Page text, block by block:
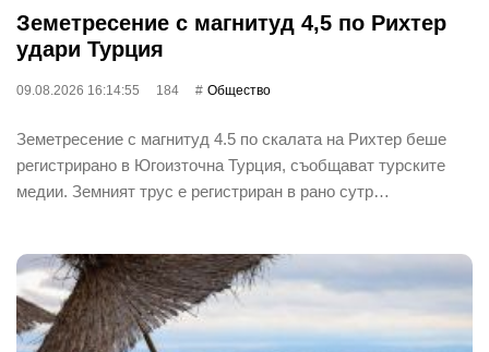
Земетресение с магнитуд 4,5 по Рихтер
удари Турция
09.08.2026 16:14:55 184 Общество
Земетресение с магнитуд 4.5 по скалата на Рихтер беше
регистрирано в Югоизточна Турция, съобщават турските
медии. Земният трус е регистриран в рано сутр…